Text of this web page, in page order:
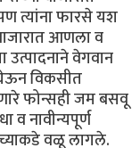
त्यांना फारसे यश
आणला व
उत्पादनाने वेगवान
विकसीत
फोन्सही जम बसवू
नावीन्यपूर्ण
वळू लागले.